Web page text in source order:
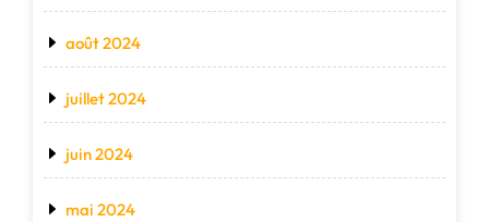
août 2024
juillet 2024
juin 2024
mai 2024